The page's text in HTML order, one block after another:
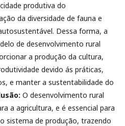
produtiva do
da diversidade de fauna e
Dessa forma, a
de desenvolvimento rural
a produção da cultura,
devido ás práticas,
e manter a sustentabilidade do
O desenvolvimento rural
a agricultura, e é essencial para
sistema de produção, trazendo